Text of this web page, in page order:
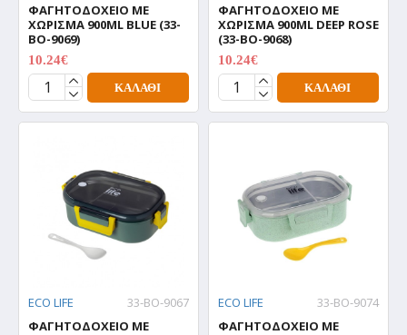
ΦΑΓΗΤΟΔΟΧΕΙΟ ΜΕ
ΧΩΡΙΣΜΑ 900ML BLUE (33-
BO-9069)
10.24€
ΚΑΛΆΘΙ
ΦΑΓΗΤΟΔΟΧΕΙΟ ΜΕ
ΧΩΡΙΣΜΑ 900ML DEEP ROSE
(33-BO-9068)
10.24€
ΚΑΛΆΘΙ
ECO LIFE
33-BO-9067
ΦΑΓΗΤΟΔΟΧΕΙΟ ΜΕ
ECO LIFE
33-BO-9074
ΦΑΓΗΤΟΔΟΧΕΙΟ ΜΕ